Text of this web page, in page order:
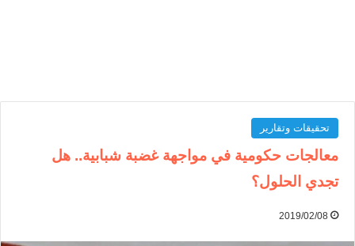
تحقيقات وتقارير
معالجات حكومية في مواجهة غضبة شبابية.. هل
تجدي الحلول؟
2019/02/08